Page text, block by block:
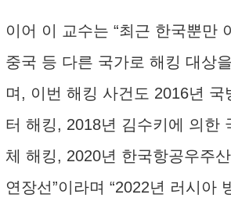
이어 이 교수는 “최근 한국뿐만
중국 등 다른 국가로 해킹 대상
며, 이번 해킹 사건도 2016년 국
터 해킹, 2018년 김수키에 의한
체 해킹, 2020년 한국항공우주
연장선”이라며 “2022년 러시아